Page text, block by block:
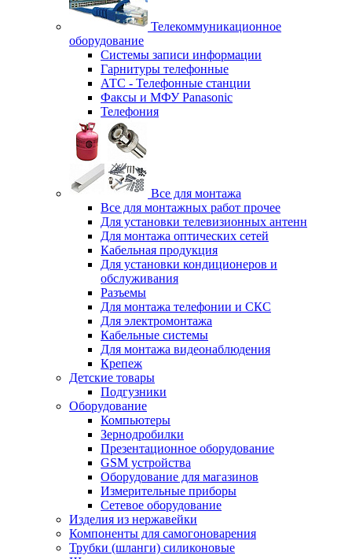
Телекоммуникационное
оборудование
Системы записи информации
Гарнитуры телефонные
АТС - Телефонные станции
Факсы и МФУ Panasonic
Телефония
Все для монтажа
Все для монтажных работ прочее
Для установки телевизионных антенн
Для монтажа оптических сетей
Кабельная продукция
Для установки кондиционеров и
обслуживания
Разъемы
Для монтажа телефонии и СКС
Для электромонтажа
Кабельные системы
Для монтажа видеонаблюдения
Крепеж
Детские товары
Подгузники
Оборудование
Компьютеры
Зернодробилки
Презентационное оборудование
GSM устройства
Оборудование для магазинов
Измерительные приборы
Сетевое оборудование
Изделия из нержавейки
Компоненты для самогоноварения
Трубки (шланги) силиконовые